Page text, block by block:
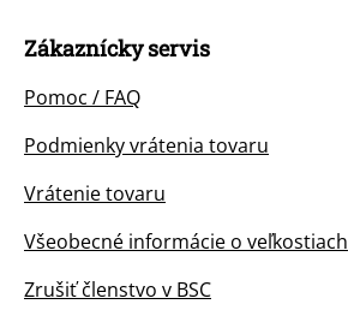
Zákaznícky servis
Pomoc / FAQ
Podmienky vrátenia tovaru
Vrátenie tovaru
Všeobecné informácie o veľkostiach
Zrušiť členstvo v BSC